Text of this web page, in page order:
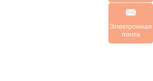
Электронная
почта